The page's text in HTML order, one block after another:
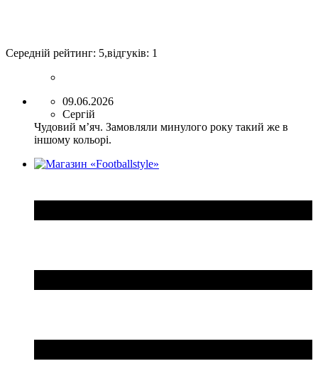
Середній рейтинг: 5,відгуків: 1
09.06.2026
Сергій
Чудовий мʼяч. Замовляли минулого року такий же в
іншому кольорі.